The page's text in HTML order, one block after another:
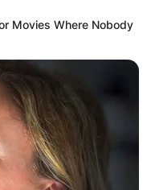
Крстот на
во општина
од патот
со
Movies Where Nobody